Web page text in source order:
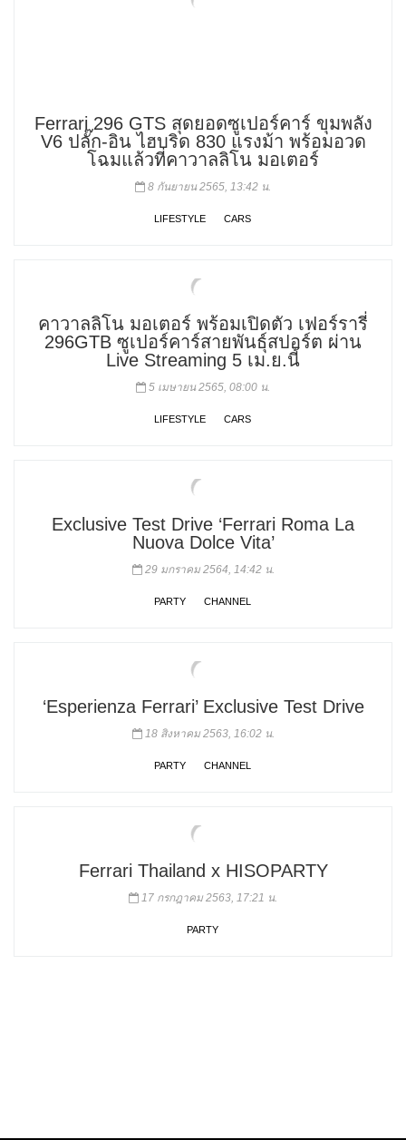
Ferrari 296 GTS สุดยอดซูเปอร์คาร์ ขุมพลัง
V6 ปลั๊ก-อิน ไฮบริด 830 แรงม้า พร้อมอวด
โฉมแล้วที่คาวาลลิโน มอเตอร์
8 กันยายน 2565, 13:42 น.
LIFESTYLE CARS
คาวาลลิโน มอเตอร์ พร้อมเปิดตัว เฟอร์รารี่
296GTB ซูเปอร์คาร์สายพันธุ์สปอร์ต ผ่าน
Live Streaming 5 เม.ย.นี้
5 เมษายน 2565, 08:00 น.
LIFESTYLE CARS
Exclusive Test Drive ‘Ferrari Roma La
Nuova Dolce Vita’
29 มกราคม 2564, 14:42 น.
PARTY CHANNEL
‘Esperienza Ferrari’ Exclusive Test Drive
18 สิงหาคม 2563, 16:02 น.
PARTY CHANNEL
Ferrari Thailand x HISOPARTY
17 กรกฎาคม 2563, 17:21 น.
PARTY